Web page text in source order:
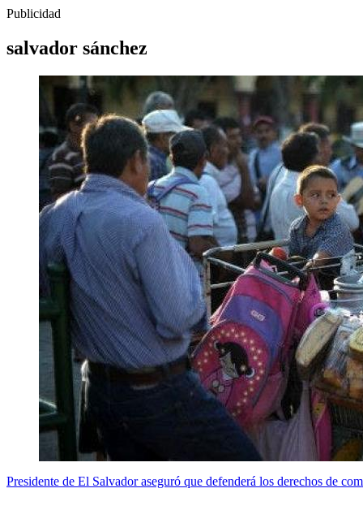
Publicidad
salvador sánchez
Presidente de El Salvador aseguró que defenderá los derechos de